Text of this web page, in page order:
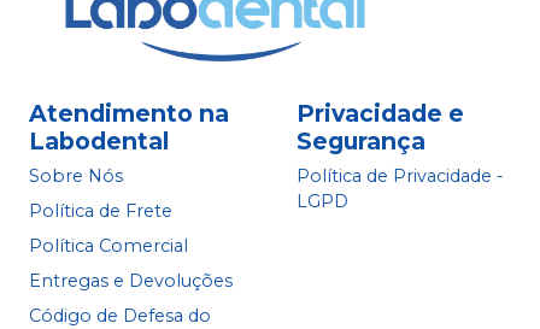
Atendimento na
Labodental
Sobre Nós
Política de Frete
Política Comercial
Entregas e Devoluções
Código de Defesa do
Privacidade e
Segurança
Política de Privacidade -
LGPD